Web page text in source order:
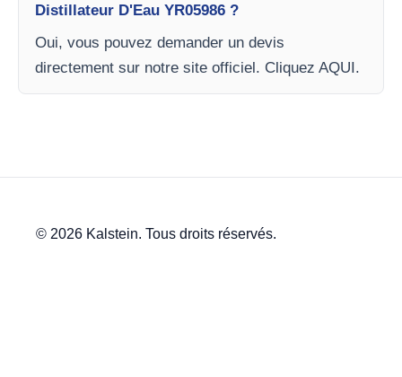
Distillateur D'Eau YR05986 ?
Oui, vous pouvez demander un devis
directement sur notre site officiel. Cliquez AQUI.
© 2026 Kalstein. Tous droits réservés.